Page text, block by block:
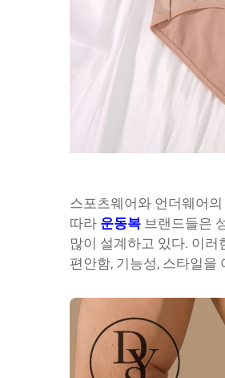
스포츠웨어와 언더웨어
따라 운동복 브랜드들은
많이 설계하고 있다. 이
편안함, 기능성, 스타일을